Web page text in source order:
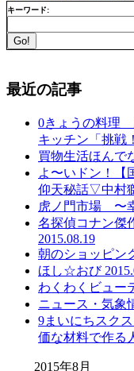
キーワード:
最近の記事
0きょうの料理
キッチン「挑戦
買物生活ほんで
よ〜いドン！【
仰天秘話▽中村
虎ノ門市場 〜
名探偵コナン傑
2015.08.19
朝のショッピン
ほし☆おび
わくわくビュー
ニュース・気象
9まいにちスク
価な材料で作る
2015年8月